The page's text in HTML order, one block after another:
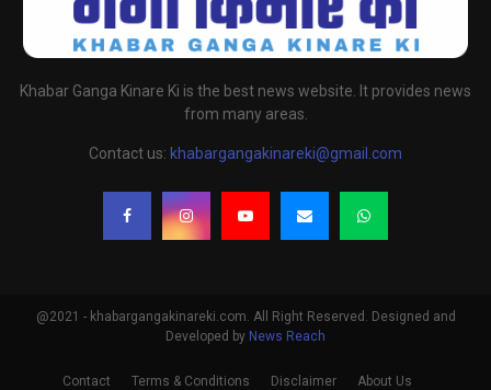
Khabar Ganga Kinare Ki is the best news website. It provides news
from many areas.
Contact us: khabargangakinareki@gmail.com
@2021 - khabargangakinareki.com. All Right Reserved. Designed and
Developed by News Reach
Contact Terms & Conditions Disclaimer About Us